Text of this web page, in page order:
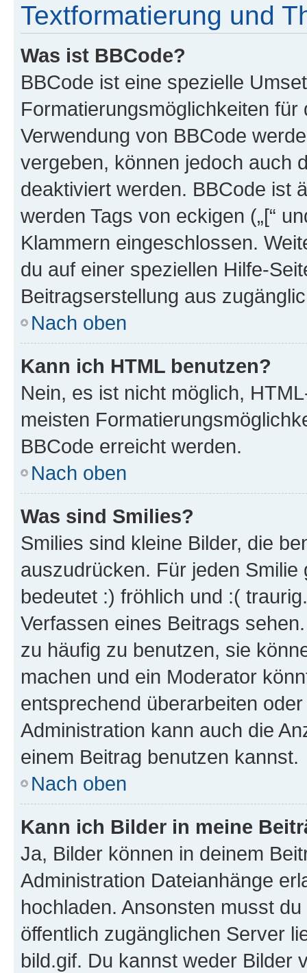
Textformatierung und
Was ist BBCode?
BBCode ist eine spezielle
Formatierungsmöglichkeiten
Verwendung von BBCode
vergeben, können jedoch auch
deaktiviert werden. BBCode ist
werden Tags von eckigen („[“
Klammern eingeschlossen.
du auf einer speziellen Hilfe-
Beitragserstellung aus
Nach oben
Kann ich HTML benutzen?
Nein, es ist nicht möglich,
meisten
BBCode erreicht werden.
Nach oben
Was sind Smilies?
Smilies sind kleine Bilder, die
auszudrücken. Für jeden
bedeutet :) fröhlich und :(
Verfassen eines Beitrags
zu häufig zu benutzen, sie
machen und ein Moderator
entsprechend überarbeiten
Administration kann auch die
einem Beitrag benutzen kannst.
Nach oben
Kann ich Bilder in meine
Ja, Bilder können in deinem
Administration Dateianhänge
hochladen. Ansonsten musst
öffentlich zugänglichen Server
bild.gif. Du kannst weder Bilder